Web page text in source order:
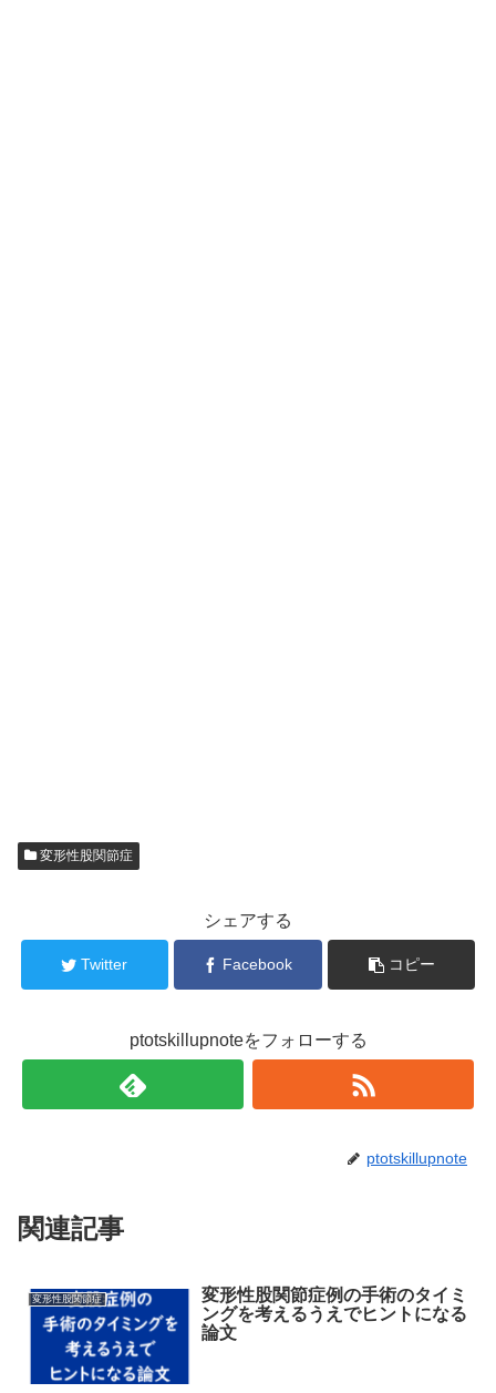
変形性股関節症
シェアする
Twitter Facebook コピー
ptotskillupnoteをフォローする
ptotskillupnote
関連記事
変形性股関節症
変形性股関節症例の手術のタイミ
ングを考えるうえでヒントになる
論文